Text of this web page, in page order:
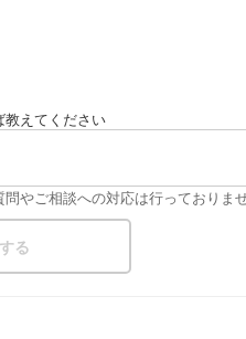
教えてください
やご相談への対応は行っておりま